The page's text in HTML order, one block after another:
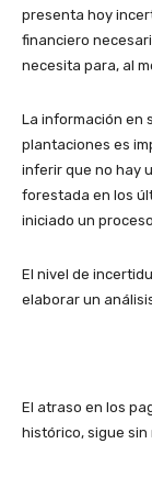
presenta hoy
financiero
necesita para, al
La información en
plantaciones es
inferir que no hay
forestada en los
iniciado un
El nivel de
elaborar un
El atraso en los
histórico, sigue sin